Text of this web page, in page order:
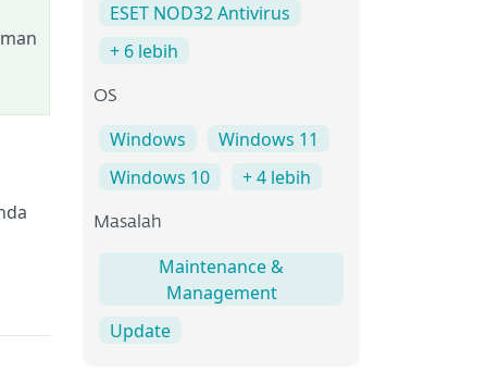
ESET NOD32 Antivirus
+ 6 lebih
OS
Windows
Windows 11
Windows 10
+ 4 lebih
Masalah
Maintenance &
Management
Update